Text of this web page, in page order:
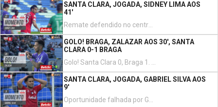
SANTA CLARA, JOGADA, SIDNEY LIMA AOS
41'
Remate defendido no centro superior da baliza. Sidney Lima de cabeça no coração da área. Assistência de Serginho com um cruzamento para a área.
GOLO! BRAGA, ZALAZAR AOS 30', SANTA
CLARA 0-1 BRAGA
Golo! Santa Clara 0, Braga 1. Rodrigo Zalazar remate com o pé direito do lado esquerdo da área.
SANTA CLARA, JOGADA, GABRIEL SILVA AOS
9'
Oportunidade falhada por Gabriel Silva remate com o pé esquerdo em frente à baliza. Assistência de Brenner.